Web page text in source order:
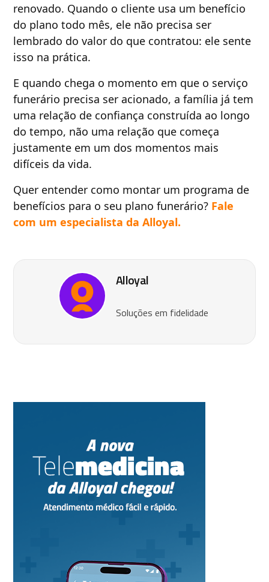
renovado. Quando o cliente usa um benefício
do plano todo mês, ele não precisa ser
lembrado do valor do que contratou: ele sente
isso na prática.
E quando chega o momento em que o serviço
funerário precisa ser acionado, a família já tem
uma relação de confiança construída ao longo
do tempo, não uma relação que começa
justamente em um dos momentos mais
difíceis da vida.
Quer entender como montar um programa de
benefícios para o seu plano funerário? Fale
com um especialista da Alloyal.
Alloyal
Soluções em fidelidade